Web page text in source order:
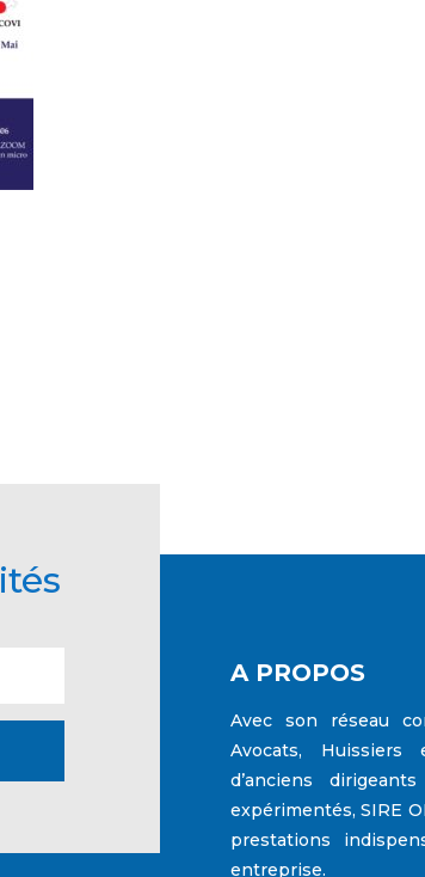
A PROPOS
Avec son réseau
Avocats,
d’anciens
expérimentés,SIRE
prestations
entreprise.